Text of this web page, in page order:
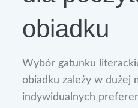
obiadku
Wybór gatunku
obiadku zależy w dużej
indywidualnych